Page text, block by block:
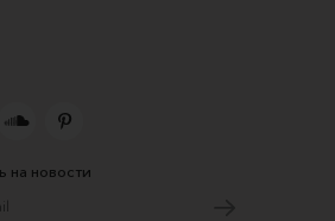
на новости